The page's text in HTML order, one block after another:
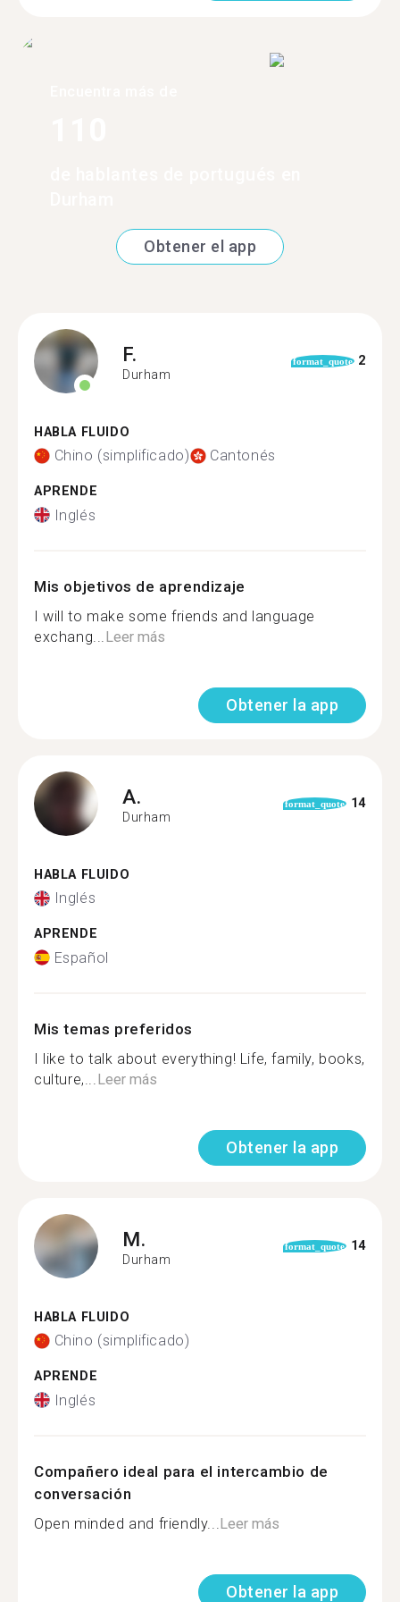
Obtener el app
F.
Durham
format_quote 2
HABLA FLUIDO
Chino (simplificado) Cantonés
APRENDE
Inglés
Mis objetivos de aprendizaje
I will to make some friends and language
exchang... Leer más
Obtener la app
A.
Durham
format_quote 14
HABLA FLUIDO
Inglés
APRENDE
Español
Mis temas preferidos
I like to talk about everything! Life, family, books,
culture,... Leer más
Obtener la app
M.
Durham
format_quote 14
HABLA FLUIDO
Chino (simplificado)
APRENDE
Inglés
Compañero ideal para el intercambio de
conversación
Open minded and friendly... Leer más
Obtener la app